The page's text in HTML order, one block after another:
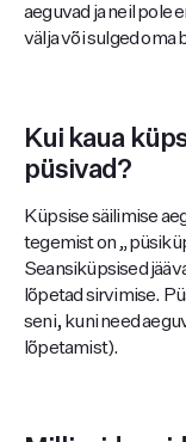
aeguvad ja neil pole
välja või sulged oma
Kui kaua
püsivad?
Küpsise säilimise
tegemist on
Seansiküpsised
lõpetad sirvimise.
seni, kuni need
lõpetamist).